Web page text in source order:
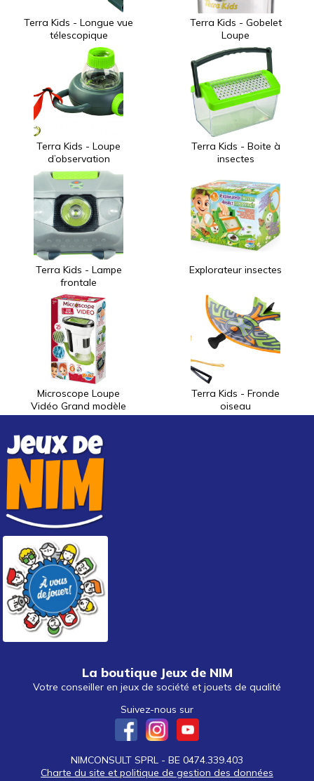
Terra Kids - Longue vue
télescopique
Terra Kids - Gobelet
Loupe
Terra Kids - Loupe
d’observation
Terra Kids - Boite à
insectes
Terra Kids - Lampe
frontale
Explorateur insectes
Microscope Loupe
Vidéo Grand modèle
Terra Kids - Fronde
oiseau
La boutique Jeux de NIM
Votre conseiller en jeux de société et jouets de qualité
Suivez-nous sur
NIMCONSULT SPRL - BE 0474.339.403
Charte du site et politique de gestion des données